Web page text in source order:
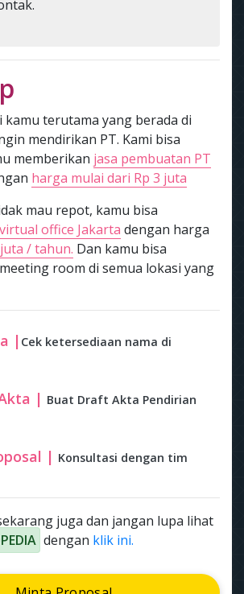
kamu terutama yang berada di
mendirikan PT. Kami bisa
memberikan jasa pembuatan PT
harga mulai dari Rp 3 juta
mau repot, kamu bisa
virtual office Jakarta dengan harga
/ tahun. Dan kamu bisa
room di semua lokasi yang
| Cek ketersediaan nama di
| Buat Draft Akta Pendirian
| Konsultasi dengan tim
juga dan jangan lupa lihat
dengan klik ini.